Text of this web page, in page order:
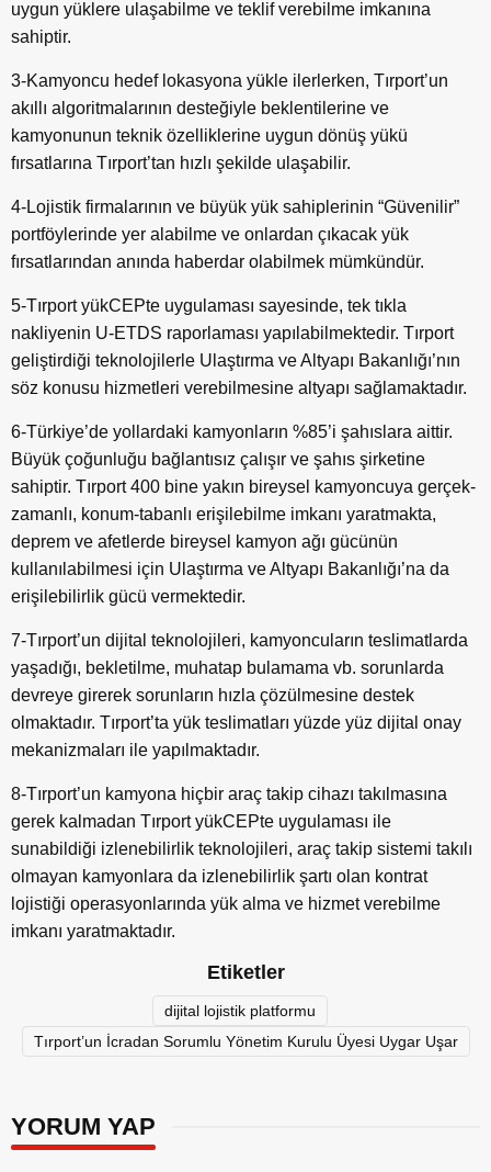
uygun yüklere ulaşabilme ve teklif verebilme imkanına
sahiptir.
3-Kamyoncu hedef lokasyona yükle ilerlerken, Tırport’un
akıllı algoritmalarının desteğiyle beklentilerine ve
kamyonunun teknik özelliklerine uygun dönüş yükü
fırsatlarına Tırport’tan hızlı şekilde ulaşabilir.
4-Lojistik firmalarının ve büyük yük sahiplerinin “Güvenilir”
portföylerinde yer alabilme ve onlardan çıkacak yük
fırsatlarından anında haberdar olabilmek mümkündür.
5-Tırport yükCEPte uygulaması sayesinde, tek tıkla
nakliyenin U-ETDS raporlaması yapılabilmektedir. Tırport
geliştirdiği teknolojilerle Ulaştırma ve Altyapı Bakanlığı’nın
söz konusu hizmetleri verebilmesine altyapı sağlamaktadır.
6-Türkiye’de yollardaki kamyonların %85’i şahıslara aittir.
Büyük çoğunluğu bağlantısız çalışır ve şahıs şirketine
sahiptir. Tırport 400 bine yakın bireysel kamyoncuya gerçek-
zamanlı, konum-tabanlı erişilebilme imkanı yaratmakta,
deprem ve afetlerde bireysel kamyon ağı gücünün
kullanılabilmesi için Ulaştırma ve Altyapı Bakanlığı’na da
erişilebilirlik gücü vermektedir.
7-Tırport’un dijital teknolojileri, kamyoncuların teslimatlarda
yaşadığı, bekletilme, muhatap bulamama vb. sorunlarda
devreye girerek sorunların hızla çözülmesine destek
olmaktadır. Tırport’ta yük teslimatları yüzde yüz dijital onay
mekanizmaları ile yapılmaktadır.
8-Tırport’un kamyona hiçbir araç takip cihazı takılmasına
gerek kalmadan Tırport yükCEPte uygulaması ile
sunabildiği izlenebilirlik teknolojileri, araç takip sistemi takılı
olmayan kamyonlara da izlenebilirlik şartı olan kontrat
lojistiği operasyonlarında yük alma ve hizmet verebilme
imkanı yaratmaktadır.
Etiketler
dijital lojistik platformu
Tırport’un İcradan Sorumlu Yönetim Kurulu Üyesi Uygar Uşar
YORUM YAP